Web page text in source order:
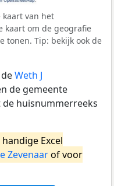
kaart van het
kaart om de geografie
tonen. Tip: bekijk ook de
Weth J
de gemeente
de huisnummerreeks
Excel
Zevenaarof voor